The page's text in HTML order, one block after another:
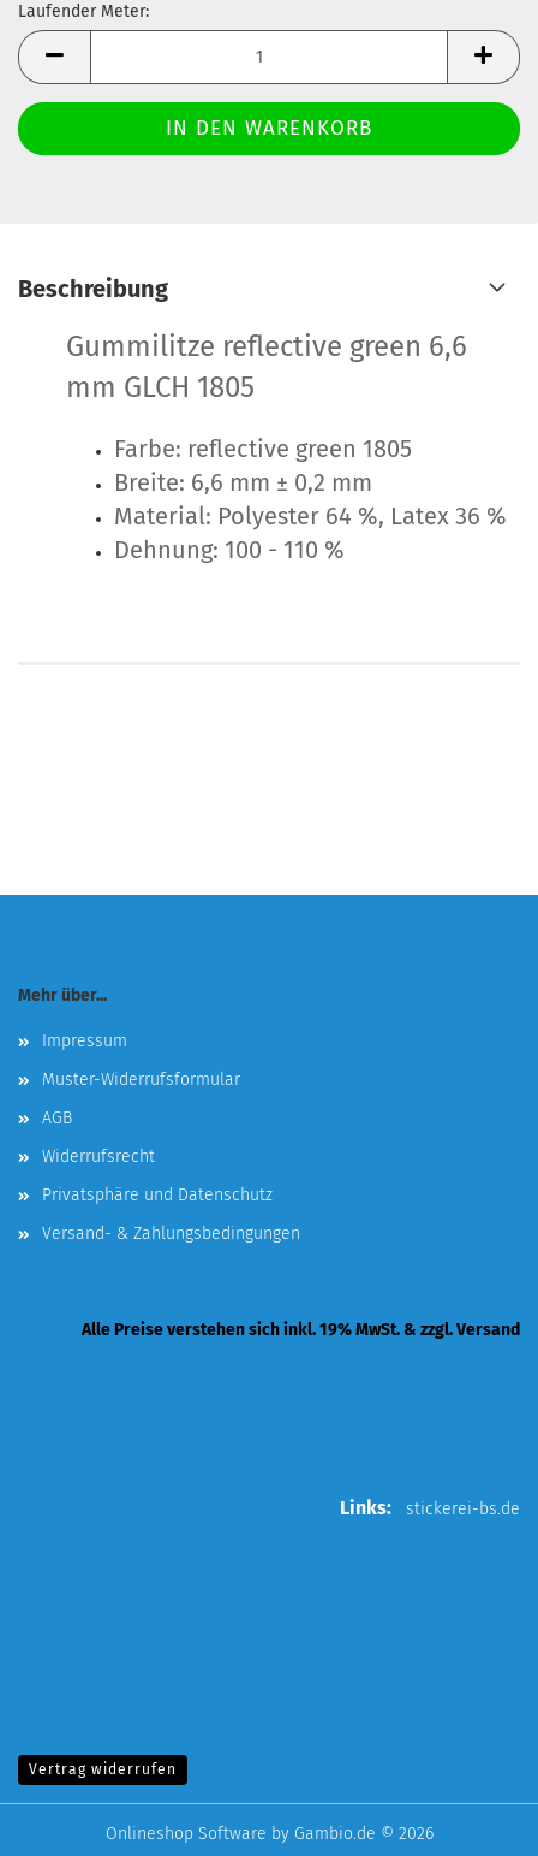
Laufender Meter:
Laufender
Meter
Beschreibung
Gummilitze reflective green 6,6
mm GLCH 1805
Farbe: reflective green 1805
Breite: 6,6 mm ± 0,2 mm
Material: Polyester 64 %, Latex 36 %
Dehnung: 100 - 110 %
Mehr über...
Impressum
Muster-Widerrufsformular
AGB
Widerrufsrecht
Privatsphäre und Datenschutz
Versand- & Zahlungsbedingungen
Alle Preise verstehen sich inkl. 19% MwSt. & zzgl. Versand
Links: stickerei-bs.de
Vertrag widerrufen
Onlineshop Software by Gambio.de © 2026